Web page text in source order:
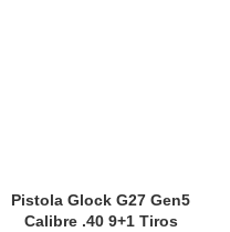
Pistola Glock G27 Gen5
Calibre .40 9+1 Tiros